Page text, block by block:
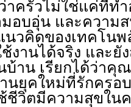
าครัวไม่ใช่แค่ที่ท
อบอุ่น และความ
วคิดของเทคโนพ
งานได้จริง และ
บ้าน เรียกได้ว่าคุ
นยุคใหม่ที่รักครอ
ชีวิตมีความสุขใน